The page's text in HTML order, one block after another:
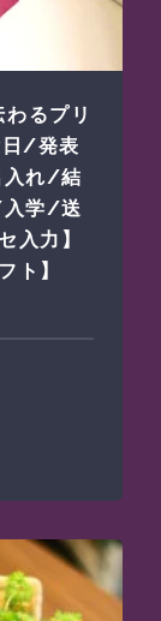
わるプリ
/発表
れ/結
学/送
入力】
ト】